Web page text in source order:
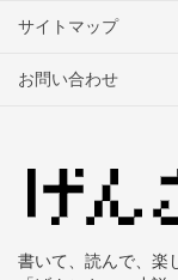
サイトマップ
お問い合わせ
書いて、読んで、楽